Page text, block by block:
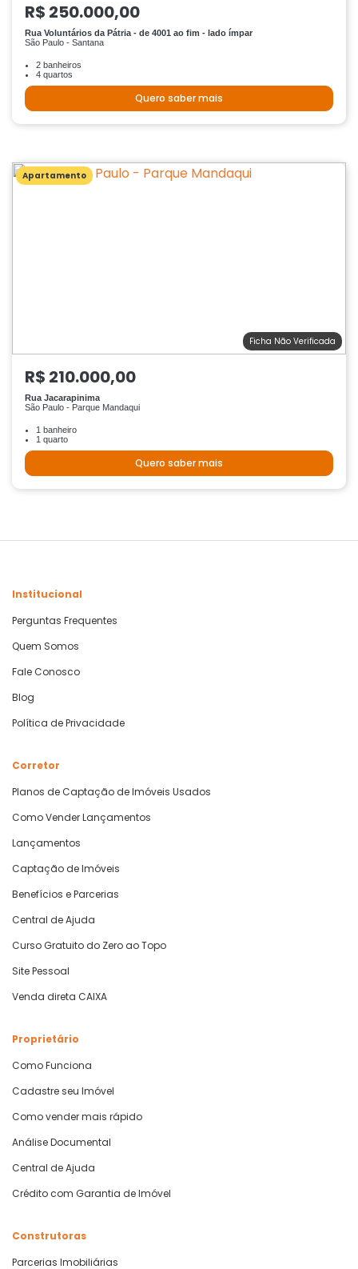
R$ 250.000,00
Rua Voluntários da Pátria - de 4001 ao fim - lado ímpar
São Paulo - Santana
2 banheiros
4 quartos
Quero saber mais
Apartamento
Ficha Não Verificada
R$ 210.000,00
Rua Jacarapinima
São Paulo - Parque Mandaqui
1 banheiro
1 quarto
Quero saber mais
Institucional
Perguntas Frequentes
Quem Somos
Fale Conosco
Blog
Política de Privacidade
Corretor
Planos de Captação de Imóveis Usados
Como Vender Lançamentos
Lançamentos
Captação de Imóveis
Benefícios e Parcerias
Central de Ajuda
Curso Gratuito do Zero ao Topo
Site Pessoal
Venda direta CAIXA
Proprietário
Como Funciona
Cadastre seu Imóvel
Como vender mais rápido
Análise Documental
Central de Ajuda
Crédito com Garantia de Imóvel
Construtoras
Parcerias Imobiliárias